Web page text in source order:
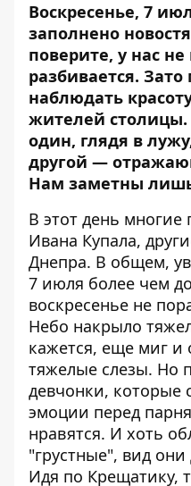
Воскресенье, 7
заполнено
поверите, у нас не
разбивается.
наблюдать
жителей столицы.
один, глядя в
другой —
Нам заметны
В этот день
Ивана Купала,
Днепра. В общем,
7 июля более чем
воскресенье не
Небо накрыло
кажется, еще миг и
тяжелые слезы. Но
девчонки, которые
эмоции перед
нравятся. И хоть
"грустные", вид
Идя по Крещатику,